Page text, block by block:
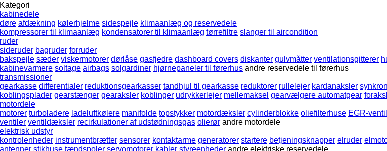
Kategori
kabinedele
døre afdækning kølerhjelme sidespejle klimaanlæg og reservedele
kompressorer til klimaanlæg kondensatorer til klimaanlæg tørrefiltre slanger til aircondition
ruder
sideruder bagruder forruder
bakspejle sæder viskermotorer dørlåse gasfjedre dashboard covers diskanter gulvmåtter ventilationsgitterer
kabinevarmere soltage airbags solgardiner hjørnepaneler til førerhus andre reservedele til førerhus
transmissioner
gearkasse differentialer reduktionsgearkasser tandhjul til gearkasse reduktorer rullelejer kardanaksler
koblingsplader gearstænger gearaksler koblinger udrykkerlejer mellemaksel gearvælgere automatgear
motordele
motorer turboladere ladeluftkølere manifolde topstykker motordæksler cylinderblokke oliefilterhuse EGR-
ventiler ventildæksler recirkulationer af udstødningsgas olierør andre motordele
elektrisk udstyr
kontrolenheder instrumentbrætter sensorer kontaktarme generatorer startere betjeningsknapper elruder
antenner stikhuse tændspoler servomotorer kabler styreenheder andre elektriske reservedele